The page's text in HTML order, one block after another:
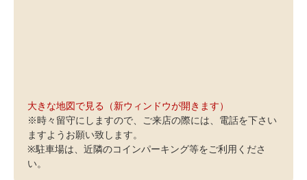
大きな地図で見る（新ウィンドウが開きます）
※時々留守にしますので、ご来店の際には、電話を下さい
ますようお願い致します。
※駐車場は、近隣のコインパーキング等をご利用くださ
い。